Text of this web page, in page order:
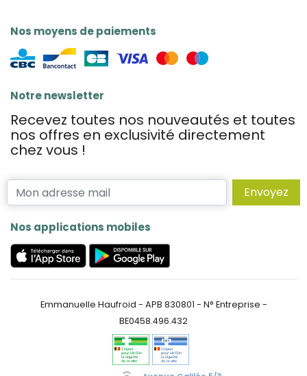
Nos moyens de paiements
Notre newsletter
Recevez toutes nos nouveautés et toutes
nos offres en exclusivité directement
chez vous !
Envoyez
Nos applications mobiles
Emmanuelle Haufroid - APB 830801 - N° Entreprise -
BE0458.496.432